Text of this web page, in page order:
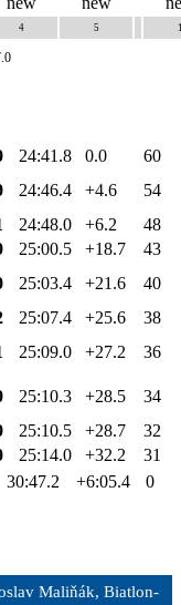
4 5
24:41.8 0.0
60
24:46.4 +4.6
54
24:48.0 +6.2
48
25:00.5 +18.7
43
25:03.4 +21.6
40
25:07.4 +25.6
38
25:09.0 +27.2 36
25:10.3 +28.5
34
25:10.5 +28.7
32
25:14.0 +32.2
31
30:47.2 +6:05.4 0
Maliňák, Biatlon-